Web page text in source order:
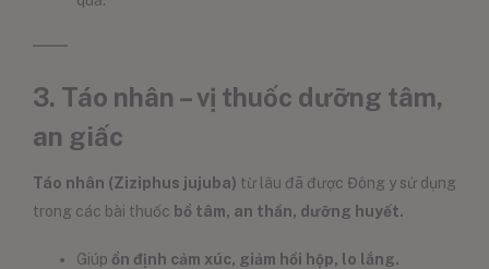
3. Táo nhân – vị thuốc dưỡng tâm,
an giấc
Táo nhân (Ziziphus jujuba) từ lâu đã được Đông y sử dụng
trong các bài thuốc bổ tâm, an thần, dưỡng huyết.
Giúp ổn định cảm xúc, giảm hồi hộp, lo lắng.